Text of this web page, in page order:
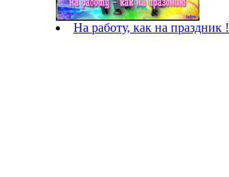
На работу, как на праздник !